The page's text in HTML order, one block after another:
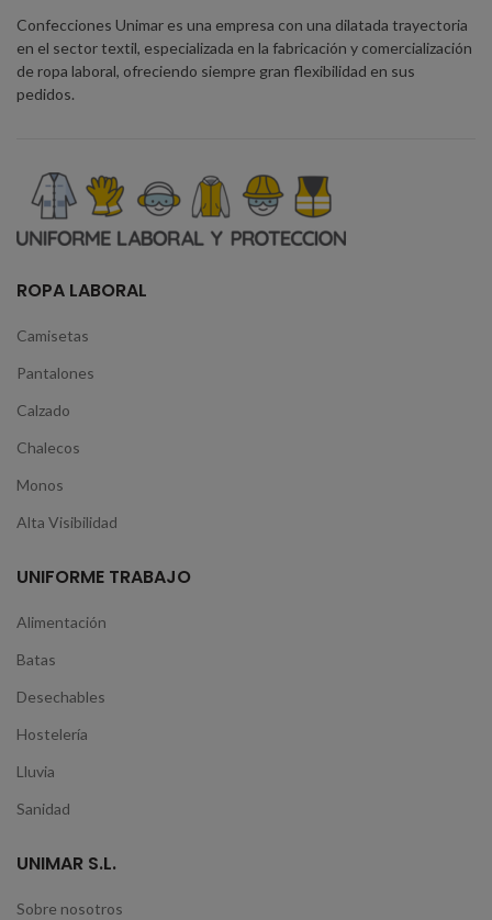
Confecciones Unimar es una empresa con una dilatada trayectoria
en el sector textil, especializada en la fabricación y comercialización
de ropa laboral, ofreciendo siempre gran flexibilidad en sus
pedidos.
ROPA LABORAL
Camisetas
Pantalones
Calzado
Chalecos
Monos
Alta Visibilidad
UNIFORME TRABAJO
Alimentación
Batas
Desechables
Hostelería
Lluvia
Sanidad
UNIMAR S.L.
Sobre nosotros